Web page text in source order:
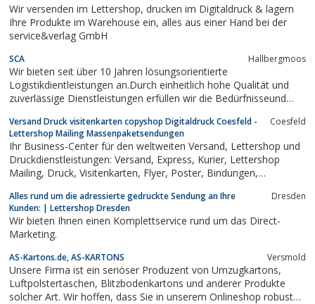
Wir versenden im Lettershop, drucken im Digitaldruck & lagern
Ihre Produkte im Warehouse ein, alles aus einer Hand bei der
service&verlag GmbH
SCA Hallbergmoos
Wir bieten seit über 10 Jahren lösungsorientierte
Logistikdientleistungen an.Durch einheitlich hohe Qualität und
zuverlässige Dienstleistungen erfüllen wir die Bedürfnisseund
sind wir flexibel und können somit schnell auf jegliche neuen
Kundenanforderungen reagieren.
Versand Druck visitenkarten copyshop Digitaldruck Coesfeld -
Lettershop Mailing Massenpaketsendungen
Coesfeld
Ihr Business-Center für den weltweiten Versand, Lettershop und
Druckdienstleistungen: Versand, Express, Kurier, Lettershop
Mailing, Druck, Visitenkarten, Flyer, Poster, Bindungen,
Alles rund um die adressierte gedruckte Sendung an Ihre
Kunden: | Lettershop Dresden
Dresden
Wir bieten Ihnen einen Komplettservice rund um das Direct-
Marketing.
AS-Kartons.de, AS-KARTONS Versmold
Unsere Firma ist ein seriöser Produzent von Umzugkartons,
Luftpolstertaschen, Blitzbodenkartons und anderer Produkte
solcher Art. Wir hoffen, dass Sie in unserem Onlineshop robuste